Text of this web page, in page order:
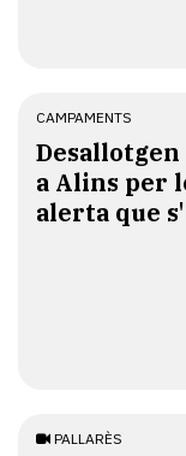
CAMPAMENTS
​Desallotgen
a Alins per
alerta que
PALLARÈS